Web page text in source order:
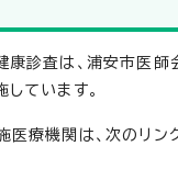
康診査は、浦安市医師
ています。
医療機関は、次のリン